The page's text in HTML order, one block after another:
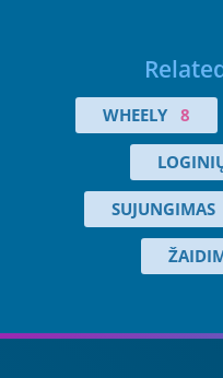
WHEELY 8
SUJUNGIMAS